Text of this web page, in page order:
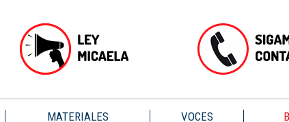
MATERIALES VOCES